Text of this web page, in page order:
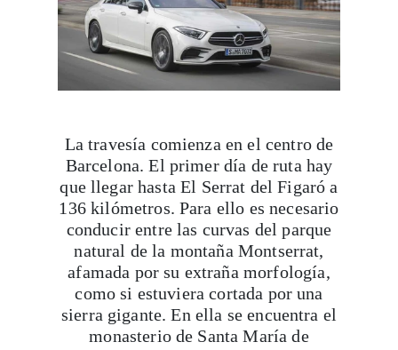
La travesía comienza en el centro de
Barcelona. El primer día de ruta hay
que llegar hasta El Serrat del Figaró a
136 kilómetros. Para ello es necesario
conducir entre las curvas del parque
natural de la montaña Montserrat,
afamada por su extraña morfología,
como si estuviera cortada por una
sierra gigante. En ella se encuentra el
monasterio de Santa María de